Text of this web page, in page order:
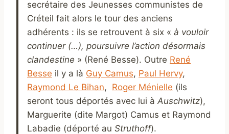
secrétaire des Jeunesses communistes de
Créteil fait alors le tour des anciens
adhérents : ils se retrouvent à six « à vouloir
continuer (…), poursuivre l’action désormais
clandestine » (René Besse). Outre René
Besse il y a là Guy Camus, Paul Hervy,
Raymond Le Bihan, Roger Ménielle (ils
seront tous déportés avec lui à Auschwitz),
Marguerite (dite Margot) Camus et Raymond
Labadie (déporté au Struthoff).